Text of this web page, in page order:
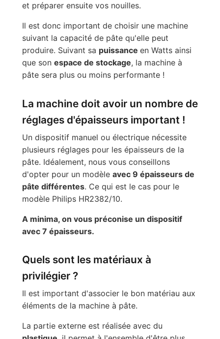
et préparer ensuite vos nouilles.
Il est donc important de choisir une machine
suivant la capacité de pâte qu'elle peut
produire. Suivant sa puissance en Watts ainsi
que son espace de stockage, la machine à
pâte sera plus ou moins performante !
La machine doit avoir un nombre de
réglages d'épaisseurs important !
Un dispositif manuel ou électrique nécessite
plusieurs réglages pour les épaisseurs de la
pâte. Idéalement, nous vous conseillons
d'opter pour un modèle avec 9 épaisseurs de
pâte différentes. Ce qui est le cas pour le
modèle Philips HR2382/10.
A minima, on vous préconise un dispositif
avec 7 épaisseurs.
Quels sont les matériaux à
privilégier ?
Il est important d'associer le bon matériau aux
éléments de la machine à pâte.
La partie externe est réalisée avec du